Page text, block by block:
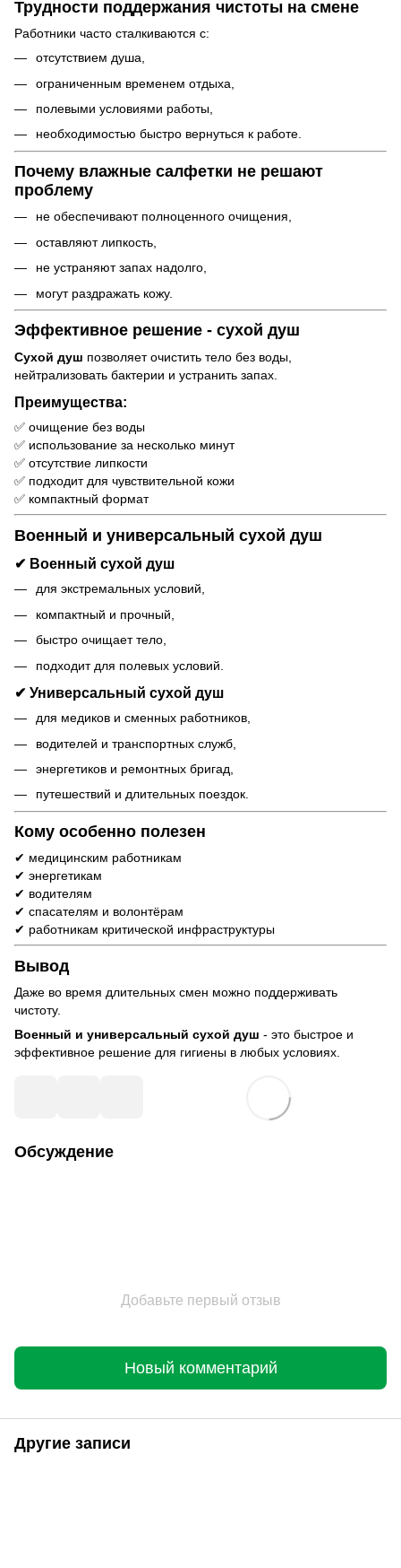
Трудности поддержания чистоты на смене
Работники часто сталкиваются с:
отсутствием душа,
ограниченным временем отдыха,
полевыми условиями работы,
необходимостью быстро вернуться к работе.
Почему влажные салфетки не решают
проблему
не обеспечивают полноценного очищения,
оставляют липкость,
не устраняют запах надолго,
могут раздражать кожу.
Эффективное решение - сухой душ
Сухой душ позволяет очистить тело без воды,
нейтрализовать бактерии и устранить запах.
Преимущества:
✅ очищение без воды
✅ использование за несколько минут
✅ отсутствие липкости
✅ подходит для чувствительной кожи
✅ компактный формат
Военный и универсальный сухой душ
✔ Военный сухой душ
для экстремальных условий,
компактный и прочный,
быстро очищает тело,
подходит для полевых условий.
✔ Универсальный сухой душ
для медиков и сменных работников,
водителей и транспортных служб,
энергетиков и ремонтных бригад,
путешествий и длительных поездок.
Кому особенно полезен
✔ медицинским работникам
✔ энергетикам
✔ водителям
✔ спасателям и волонтёрам
✔ работникам критической инфраструктуры
Вывод
Даже во время длительных смен можно поддерживать
чистоту.
Военный и универсальный сухой душ - это быстрое и
эффективное решение для гигиены в любых условиях.
Обсуждение
Добавьте первый отзыв
Новый комментарий
Другие записи